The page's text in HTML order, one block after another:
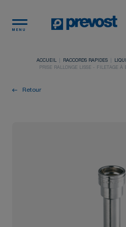
MENU
ACCUEIL RACCORDS RAPIDES
PRISE RALLONGE LISSE - FILETAGE
Retour